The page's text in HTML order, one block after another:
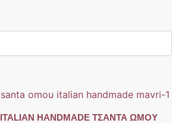
ITALIAN HANDMADE ΤΣΑΝΤΑ ΩΜΟΥ